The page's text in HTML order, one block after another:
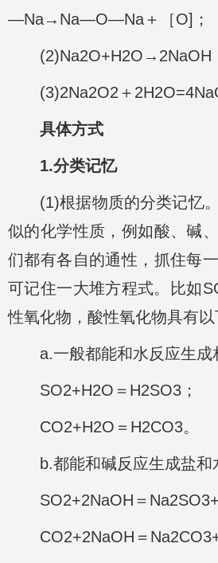
—Na→Na—O—Na＋［O]；
(2)Na2O+H2O→2NaOH
(3)2Na2O2＋
具体方式
1.分类记忆
(1)根据物质的分类记忆
似的化学性质，例如酸、碱
们都有各自的通性，抓住每
可记住一大堆方程式。比如
性氧化物，酸性氧化物具有以
a.一般都能和水反应生成
SO2+H2O＝H2SO3；
CO2+H2O＝H2CO3。
b.都能和碱反应生成盐和
SO2+2NaOH＝
CO2+2NaOH＝